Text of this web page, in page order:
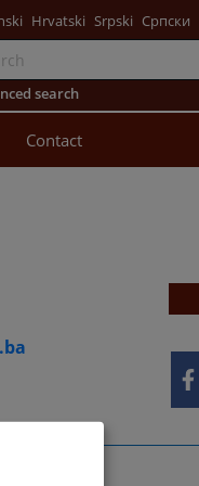
Hrvatski Srpski Српски
search
Contact